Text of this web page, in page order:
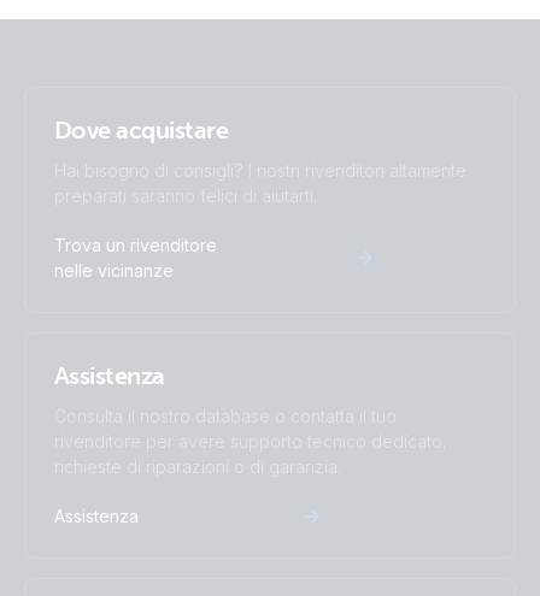
Dove acquistare
Hai bisogno di consigli? I nostri rivenditori altamente
preparati saranno felici di aiutarti.
Trova un rivenditore
nelle vicinanze
Assistenza
Consulta il nostro database o contatta il tuo
rivenditore per avere supporto tecnico dedicato,
richieste di riparazioni o di garanzia.
Assistenza